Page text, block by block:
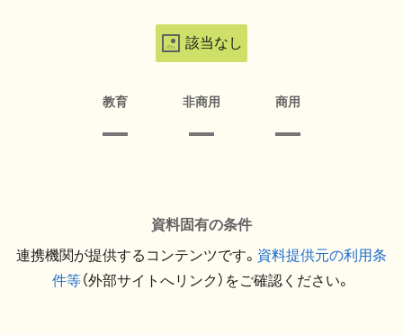
該当なし
教育 非商用 商用
資料固有の条件
連携機関が提供するコンテンツです。 資料提供元の利用条
件等（外部サイトへリンク）をご確認ください。